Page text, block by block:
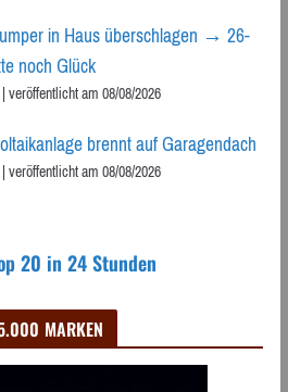
in Haus überschlagen → 26-
noch Glück
veröffentlicht am 08/08/2026
brennt auf Garagendach
veröffentlicht am 08/08/2026
20 in 24 Stunden
MARKEN